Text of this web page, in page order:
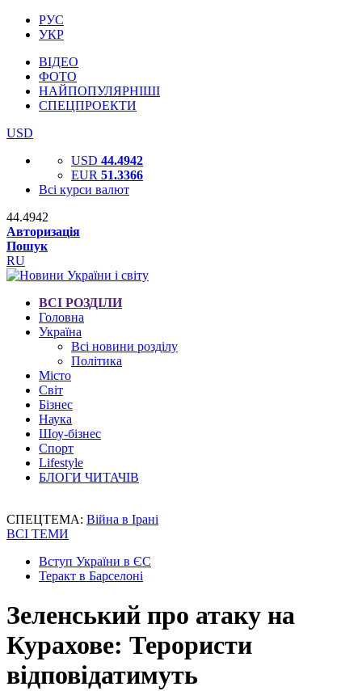
РУС
УКР
ВІДЕО
ФОТО
НАЙПОПУЛЯРНІШІ
СПЕЦПРОЕКТИ
USD
USD 44.4942
EUR 51.3366
Всі курси валют
44.4942
Авторизація
Пошук
RU
ВСІ РОЗДІЛИ
Головна
Україна
Всі новини розділу
Політика
Місто
Світ
Бізнес
Наука
Шоу-бізнес
Спорт
Lifestyle
БЛОГИ ЧИТАЧІВ
СПЕЦТЕМА: Війна в Ірані
ВСІ ТЕМИ
Вступ України в ЄС
Теракт в Барселоні
Зеленський про атаку на
Курахове: Терористи
відповідатимуть